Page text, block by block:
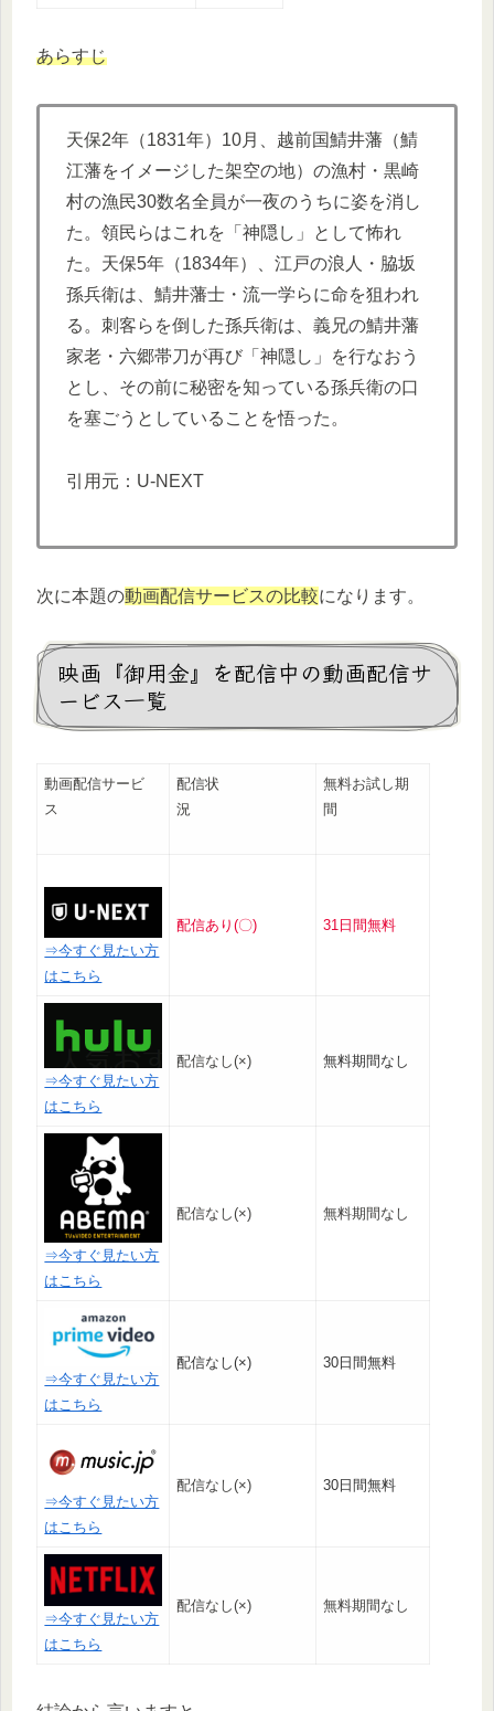
あらすじ
天保2年（1831年）10月、越前国鯖井藩（鯖
江藩をイメージした架空の地）の漁村・黒崎
村の漁民30数名全員が一夜のうちに姿を消し
た。領民らはこれを「神隠し」として怖れ
た。天保5年（1834年）、江戸の浪人・脇坂
孫兵衛は、鯖井藩士・流一学らに命を狙われ
る。刺客らを倒した孫兵衛は、義兄の鯖井藩
家老・六郷帯刀が再び「神隠し」を行なおう
とし、その前に秘密を知っている孫兵衛の口
を塞ごうとしていることを悟った。
引用元：U-NEXT
次に本題の動画配信サービスの比較になります。
映画『御用金』を配信中の動画配信サ
ービス一覧
動画配信サービ
ス
配信状
況
無料お試し期
間
⇒今すぐ見たい方
はこちら
配信あり(〇) 31日間無料
⇒今すぐ見たい方
はこちら
配信なし(×) 無料期間なし
⇒今すぐ見たい方
はこちら
配信なし(×) 無料期間なし
⇒今すぐ見たい方
はこちら
配信なし(×) 30日間無料
⇒今すぐ見たい方
はこちら
配信なし(×) 30日間無料
⇒今すぐ見たい方
はこちら
配信なし(×) 無料期間なし